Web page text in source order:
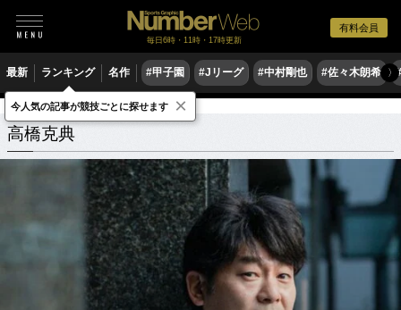
有料会員
毎日6時・11時・17時更新
最新 ランキング 名作 #甲子園 #Jリーグ #中村剛也 #佐々木朗希 〉
高橋克典 関連記事
高橋克典
今人気の記事が競技ごとに探せます ×